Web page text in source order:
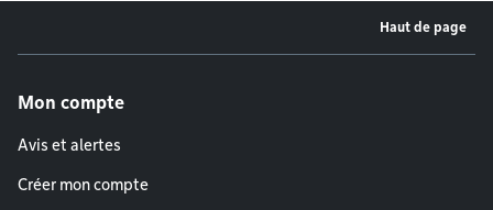
Haut de page
Mon compte
Avis et alertes
Créer mon compte